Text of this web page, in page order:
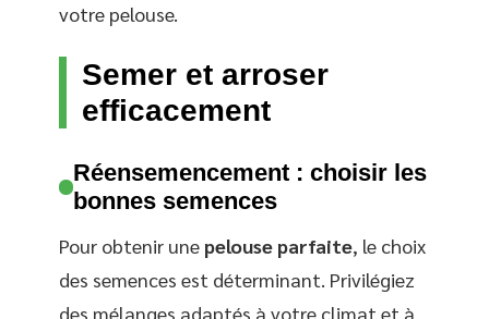
votre pelouse.
Semer et arroser
efficacement
Réensemencement : choisir les
bonnes semences
Pour obtenir une pelouse parfaite, le choix
des semences est déterminant. Privilégiez
des mélanges adaptés à votre climat et à